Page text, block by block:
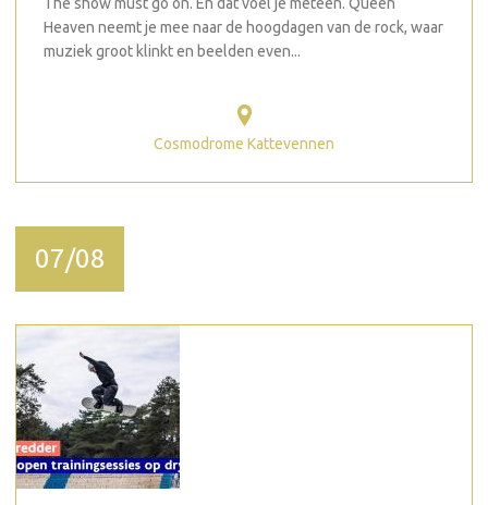
Heaven neemt je mee naar de hoogdagen van de rock, waar
muziek groot klinkt en beelden even...
Cosmodrome Kattevennen
07/08